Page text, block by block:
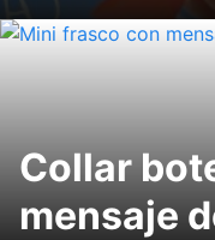
Collar
mensaje